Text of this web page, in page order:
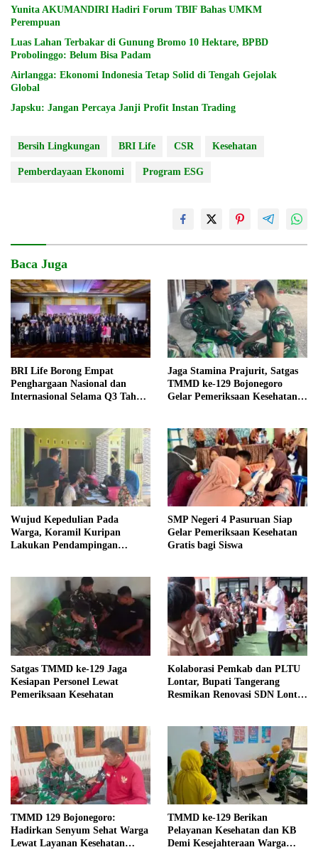
Yunita AKUMANDIRI Hadiri Forum TBIF Bahas UMKM
Perempuan
Luas Lahan Terbakar di Gunung Bromo 10 Hektare, BPBD
Probolinggo: Belum Bisa Padam
Airlangga: Ekonomi Indonesia Tetap Solid di Tengah Gejolak
Global
Japsku: Jangan Percaya Janji Profit Instan Trading
Bersih Lingkungan BRI Life CSR Kesehatan
Pemberdayaan Ekonomi Program ESG
Baca Juga
BRI Life Borong Empat
Penghargaan Nasional dan
Internasional Selama Q3 Tahun
Jaga Stamina Prajurit, Satgas
TMMD ke-129 Bojonegoro
Gelar Pemeriksaan Kesehatan
Wujud Kepedulian Pada
Warga, Koramil Kuripan
Lakukan Pendampingan
SMP Negeri 4 Pasuruan Siap
Gelar Pemeriksaan Kesehatan
Gratis bagi Siswa
Satgas TMMD ke-129 Jaga
Kesiapan Personel Lewat
Pemeriksaan Kesehatan
Kolaborasi Pemkab dan PLTU
Lontar, Bupati Tangerang
Resmikan Renovasi SDN Lontar
TMMD 129 Bojonegoro:
Hadirkan Senyum Sehat Warga
Lewat Layanan Kesehatan
TMMD ke-129 Berikan
Pelayanan Kesehatan dan KB
Demi Kesejahteraan Warga